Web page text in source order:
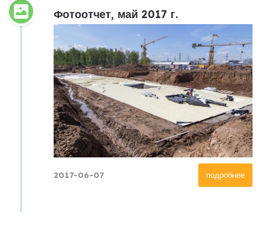
Фотоотчет, май 2017 г.
подробнее
2017-06-07